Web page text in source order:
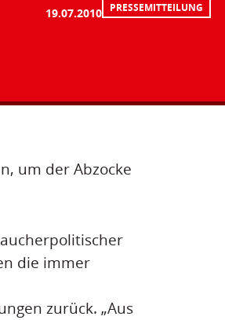
19.07.2010 PRESSEMITTEILUNG
um der Abzocke
die immer
zurück. „Aus